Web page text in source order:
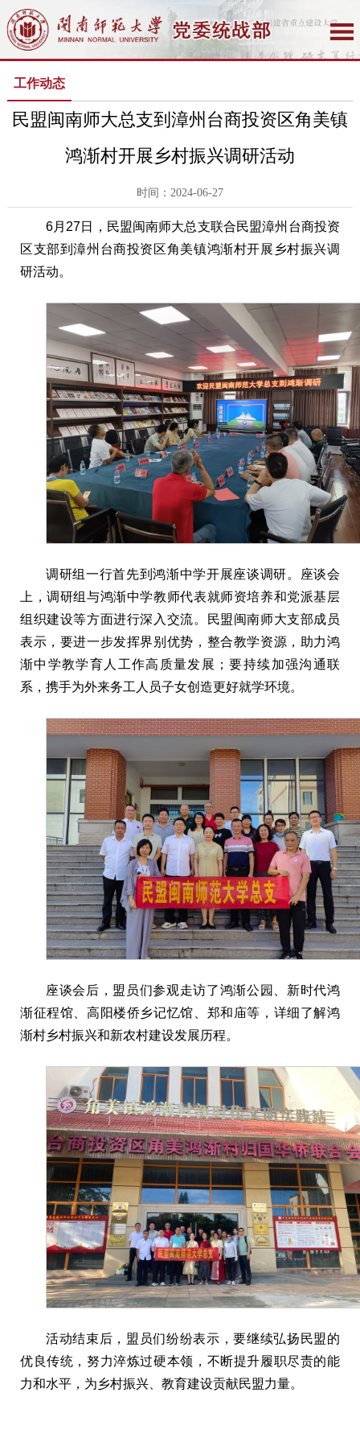
工作动态
民盟闽南师大总支到漳州台商投资区角美镇
鸿渐村开展乡村振兴调研活动
时间：2024-06-27
6月27日，民盟闽南师大总支联合民盟漳州台商投资
区支部到漳州台商投资区角美镇鸿渐村开展乡村振兴调
研活动。
调研组一行首先到鸿渐中学开展座谈调研。座谈会
上，调研组与鸿渐中学教师代表就师资培养和党派基层
组织建设等方面进行深入交流。民盟闽南师大支部成员
表示，要进一步发挥界别优势，整合教学资源，助力鸿
渐中学教学育人工作高质量发展；要持续加强沟通联
系，携手为外来务工人员子女创造更好就学环境。
座谈会后，盟员们参观走访了鸿渐公园、新时代鸿
渐征程馆、高阳楼侨乡记忆馆、郑和庙等，详细了解鸿
渐村乡村振兴和新农村建设发展历程。
活动结束后，盟员们纷纷表示，要继续弘扬民盟的
优良传统，努力淬炼过硬本领，不断提升履职尽责的能
力和水平，为乡村振兴、教育建设贡献民盟力量。